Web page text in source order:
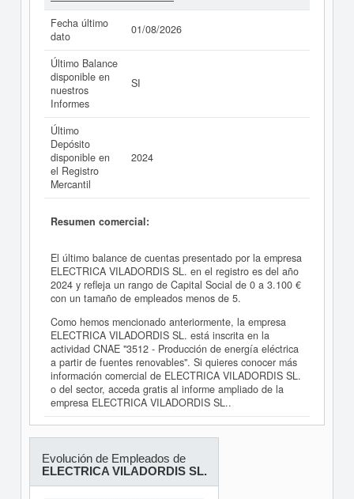
Fecha último
dato
01/08/2026
Último Balance
disponible en
nuestros
Informes
SI
Último
Depósito
disponible en
el Registro
Mercantil
2024
Resumen comercial:
El último balance de cuentas presentado por la empresa
ELECTRICA VILADORDIS SL. en el registro es del año
2024 y refleja un rango de Capital Social de 0 a 3.100 €
con un tamaño de empleados menos de 5.
Como hemos mencionado anteriormente, la empresa
ELECTRICA VILADORDIS SL. está inscrita en la
actividad CNAE "3512 - Producción de energía eléctrica
a partir de fuentes renovables". Si quieres conocer más
información comercial de ELECTRICA VILADORDIS SL.
o del sector, acceda gratis al informe ampliado de la
empresa ELECTRICA VILADORDIS SL..
Evolución de Empleados de
ELECTRICA VILADORDIS SL.